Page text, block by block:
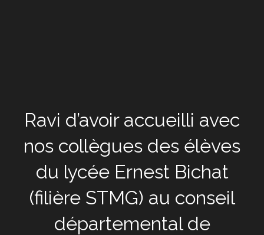
Ravi d’avoir accueilli avec
nos collègues des élèves
du lycée Ernest Bichat
(filière STMG) au conseil
départemental de